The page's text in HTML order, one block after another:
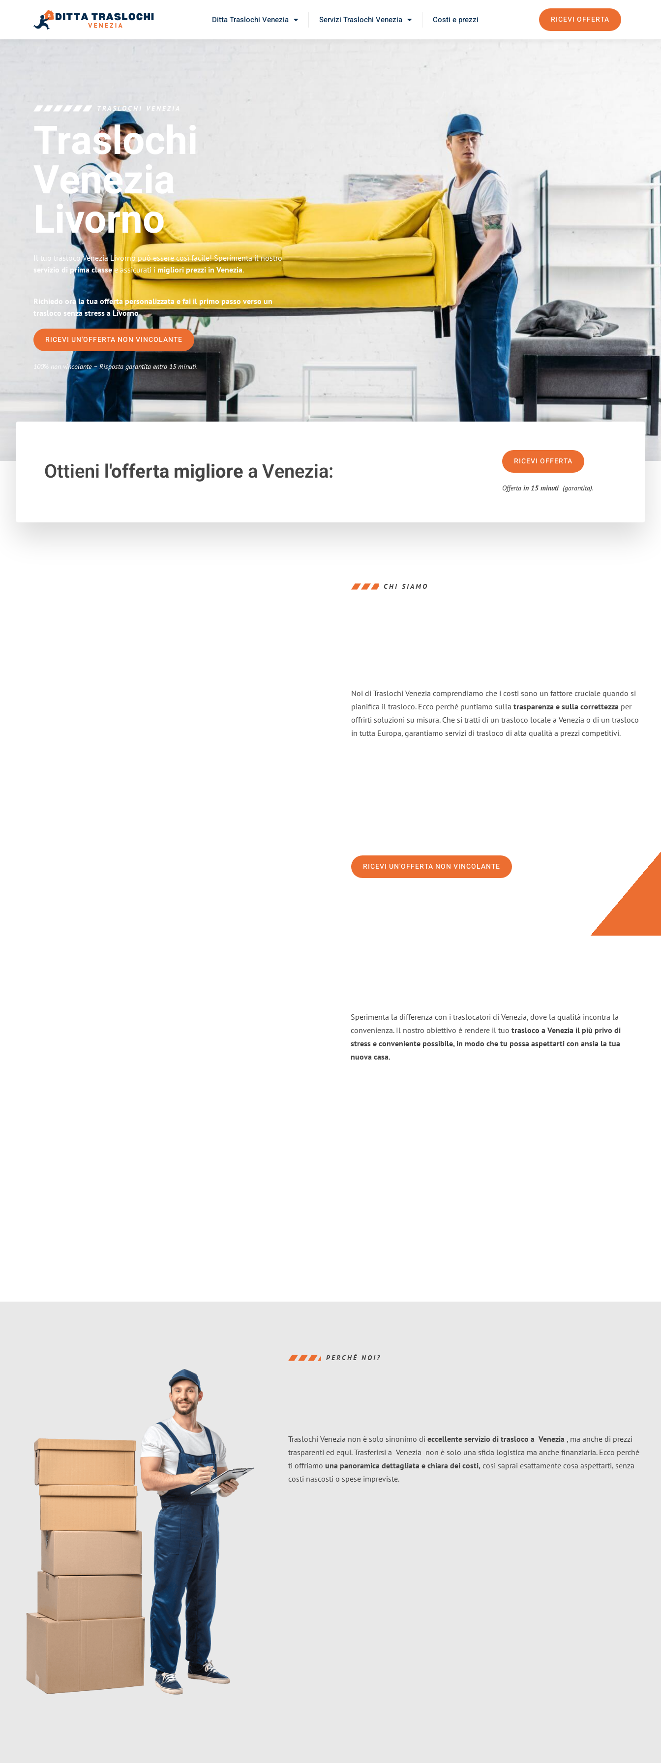
Ditta Traslochi Venezia Servizi Traslochi Venezia Costi e prezzi RICEVI OFFERTA
TRASLOCHI VENEZIA
Traslochi
Venezia
Livorno
Il tuo trasloco Venezia Livorno può essere così facile! Sperimenta il nostro
servizio di prima classee assicurati i migliori prezzi in Venezia.
Richiedo ora la tua offerta personalizzata e fai il primo passo verso un
trasloco senza stress a Livorno
RICEVI UN'OFFERTA NON VINCOLANTE
100% non vincolante – Risposta garantita entro 15 minuti.
Ottieni l'offerta migliorea Venezia: RICEVI OFFERTA
Offertain 15 minuti (garantita).
CHI SIAMO
Noi di Traslochi Venezia comprendiamo che i costi sono un fattore cruciale quando si
pianifica il trasloco. Ecco perché puntiamo sulla trasparenza e sulla correttezza per
offrirti soluzioni su misura. Che si tratti di un trasloco locale a Venezia o di un trasloco
in tutta Europa, garantiamo servizi di trasloco di alta qualità a prezzi competitivi.
RICEVI UN'OFFERTA NON VINCOLANTE
Sperimenta la differenza con i traslocatori di Venezia, dove la qualità incontra la
convenienza. Il nostro obiettivo è rendere il tuo trasloco a Venezia il più privo di
stress e conveniente possibile, in modo che tu possa aspettarti con ansia la tua
nuova casa.
PERCHÉ NOI?
Traslochi Venezia non è solo sinonimo di eccellente servizio di trasloco a Venezia , ma anche di prezzi
trasparenti ed equi. Trasferirsi a Venezia non è solo una sfida logistica ma anche finanziaria. Ecco perché
ti offriamo una panoramica dettagliata e chiara dei costi, così saprai esattamente cosa aspettarti, senza
costi nascosti o spese impreviste.